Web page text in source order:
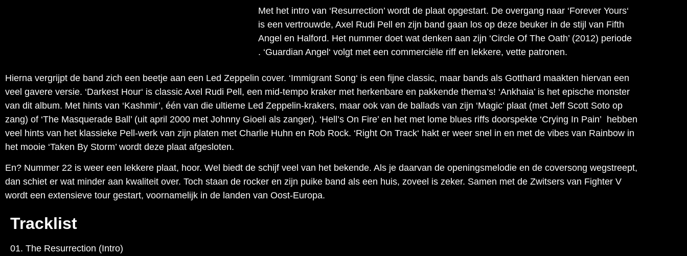
Met het intro van ‘Resurrection’ wordt de plaat opgestart. De overgang naar ‘Forever Yours‘
is een vertrouwde, Axel Rudi Pell en zijn band gaan los op deze beuker in de stijl van Fifth
Angel en Halford. Het nummer doet wat denken aan zijn ‘Circle Of The Oath’ (2012) periode
. ‘Guardian Angel‘ volgt met een commerciële riff en lekkere, vette patronen.
Hierna vergrijpt de band zich een beetje aan een Led Zeppelin cover. ‘Immigrant Song‘ is een fijne classic, maar bands als Gotthard maakten hiervan een
veel gavere versie. ‘Darkest Hour‘ is classic Axel Rudi Pell, een mid-tempo kraker met herkenbare en pakkende thema’s! ‘Ankhaia’ is het epische monster
van dit album. Met hints van ‘Kashmir’, één van die ultieme Led Zeppelin-krakers, maar ook van de ballads van zijn ‘Magic’ plaat (met Jeff Scott Soto op
zang) of ‘The Masquerade Ball’ (uit april 2000 met Johnny Gioeli als zanger). ‘Hell’s On Fire’ en het met lome blues riffs doorspekte ‘Crying In Pain’ hebben
veel hints van het klassieke Pell-werk van zijn platen met Charlie Huhn en Rob Rock. ‘Right On Track‘ hakt er weer snel in en met de vibes van Rainbow in
het mooie ‘Taken By Storm’ wordt deze plaat afgesloten.
En? Nummer 22 is weer een lekkere plaat, hoor. Wel biedt de schijf veel van het bekende. Als je daarvan de openingsmelodie en de coversong wegstreept,
dan schiet er wat minder aan kwaliteit over. Toch staan de rocker en zijn puike band als een huis, zoveel is zeker. Samen met de Zwitsers van Fighter V
wordt een extensieve tour gestart, voornamelijk in de landen van Oost-Europa.
Tracklist
01. The Resurrection (Intro)